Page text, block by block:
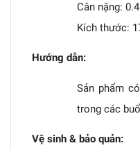
Cân nặng:
Kích thước:
Hướng dẫn:
Sản phẩm
trong các
Vệ sinh & bảo quản: